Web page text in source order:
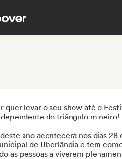
quer levar o seu show até o
do triângulo mineiro!
ano acontecerá nos dias
de Uberlândia e tem
as pessoas a viverem